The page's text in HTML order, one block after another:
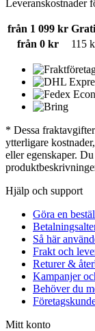
Leveranskostnader
från 1 099 kr
från 0 kr
115
* Dessa
ytterligare
eller egenskaper.
Hjälp och support
Göra en
Så här
Frakt och
Returer &
Kampanjer
Behöver du
Mitt konto